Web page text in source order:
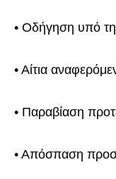
• Οδήγηση υπό
• Αίτια
• Παραβίαση
• Απόσπαση